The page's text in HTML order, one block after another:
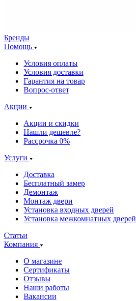
Бренды
Помощь
Условия оплаты
Условия доставки
Гарантия на товар
Вопрос-ответ
Акции
Акции и скидки
Нашли дешевле?
Рассрочка 0%
Услуги
Доставка
Бесплатный замер
Демонтаж
Монтаж двери
Установка входных дверей
Установка межкомнатных дверей
Статьи
Компания
О магазине
Сертификаты
Отзывы
Наши работы
Вакансии